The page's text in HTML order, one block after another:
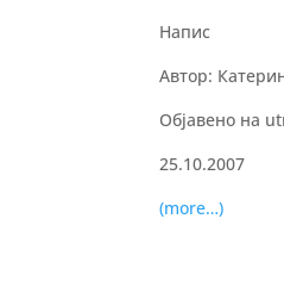
Напис
Автор:
Објавено на
25.10.2007
(more…)